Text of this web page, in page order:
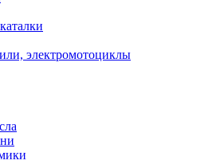
электромотоциклы